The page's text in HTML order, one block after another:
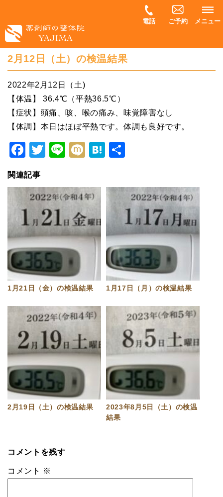
電話 ご予約 メニュー
2月12日（土）の検温結果
2022年2月12日（土)
【体温】 36.4℃（平熱36.5℃）
【症状】頭痛、咳、喉の痛み、味覚障害なし
【体調】本日はほぼ平熱です。体調も良好です。
Facebook
Twitter
LineMixiHatena
関連記事
1月21日（金）の検温結果 1月17日（月）の検温結果
2月19日（土）の検温結果
2023年8月5日（土）の検温
結果
コメントを残す
コメント ※